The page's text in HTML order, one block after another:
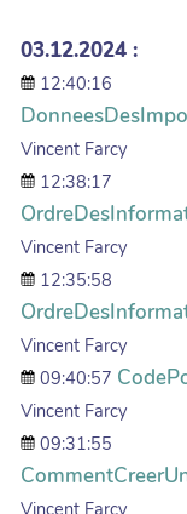
03.12.2024 :
12:40:16
Vincent Farcy
12:38:17
Vincent Farcy
12:35:58
Vincent Farcy
09:40:57
Vincent Farcy
09:31:55
Vincent Farcy